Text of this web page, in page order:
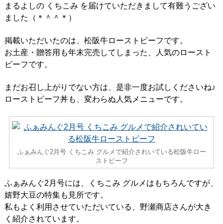
まるよしの くちこみ を届けていただきまして有難うござい
ました（＊＾＾＊）
掲載いただいたのは、松阪牛ローストビーフです。
お土産・贈答用も年末完売してしまった、人気のロースト
ビーフです。
まだお召し上がりでない方は、是非一度お試しくださいね♪
ローストビーフ丼も、変わらぬ人気メニューです。
ふぁみんぐ2月号 くちこみ グルメで紹介されいている松阪牛ロー
ストビーフ
ふぁみんぐ2月号には、くちこみ グルメはもちろんですが、
嬉野大豆の特集も見所です。
私もよく利用させていただいている、野瀬商店さんが大き
く紹介されています。